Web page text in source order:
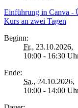
Einführung in Canva -
Kurs an zwei Tagen
Beginn:
Fr., 23.10.2026,
10:00 - 16:30
Ende:
Sa., 24.10.2026,
10:00 - 14:00